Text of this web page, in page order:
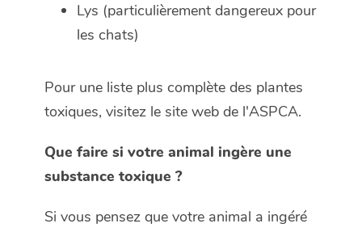
Lys (particulièrement dangereux pour
les chats)
Pour une liste plus complète des plantes
toxiques, visitez le site web de l'ASPCA.
Que faire si votre animal ingère une
substance toxique ?
Si vous pensez que votre animal a ingéré